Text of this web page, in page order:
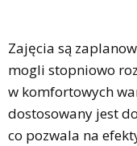
Zajęcia są
mogli stopniowo
w komfortowych
dostosowany jest
co pozwala na